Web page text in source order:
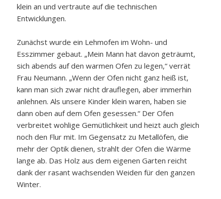
klein an und vertraute auf die technischen
Entwicklungen.
Zunächst wurde ein Lehmofen im Wohn- und
Esszimmer gebaut. „Mein Mann hat davon geträumt,
sich abends auf den warmen Ofen zu legen,“ verrät
Frau Neumann. „Wenn der Ofen nicht ganz heiß ist,
kann man sich zwar nicht drauflegen, aber immerhin
anlehnen. Als unsere Kinder klein waren, haben sie
dann oben auf dem Ofen gesessen.“ Der Ofen
verbreitet wohlige Gemütlichkeit und heizt auch gleich
noch den Flur mit. Im Gegensatz zu Metallöfen, die
mehr der Optik dienen, strahlt der Ofen die Wärme
lange ab. Das Holz aus dem eigenen Garten reicht
dank der rasant wachsenden Weiden für den ganzen
Winter.